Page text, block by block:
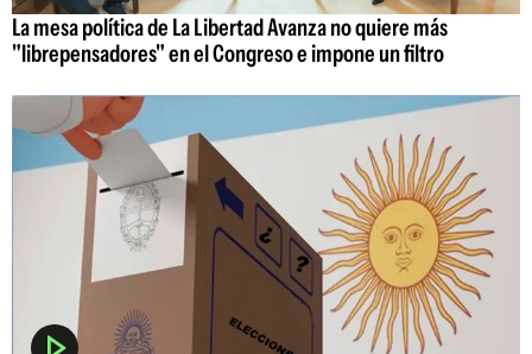
La mesa política de La Libertad Avanza no quiere más
"librepensadores" en el Congreso e impone un filtro